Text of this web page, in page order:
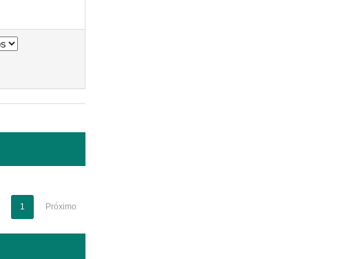
1 Próximo